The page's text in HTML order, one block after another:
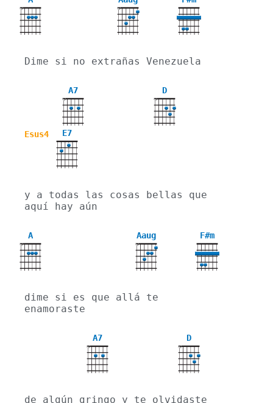
X X
Dime si no extrañas Venezuela
A7
X
D
X
Esus4 E7
y a todas las cosas bellas que
aquí hay aún
A
X
Aaug
X
F#m
dime si es que allá te
enamoraste
A7
X
D
X
de algún gringo y te olvidaste